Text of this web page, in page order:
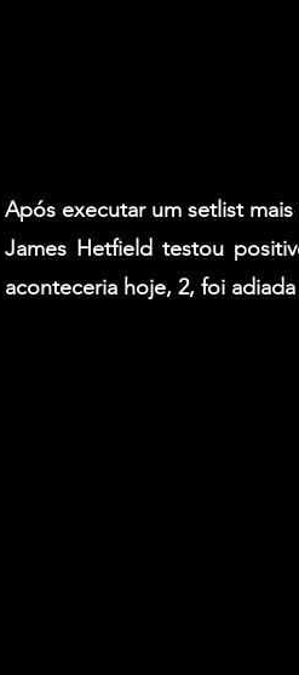
Após executar um setlist
James Hetfield testou
aconteceria hoje, 2, foi